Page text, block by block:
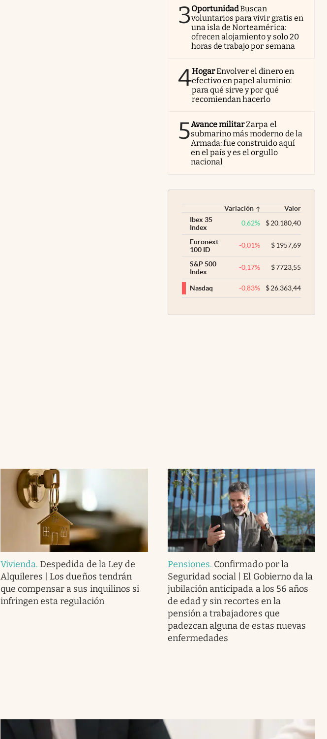
3OportunidadBuscan
voluntarios para vivir gratis en
una isla de Norteamérica:
ofrecen alojamiento y solo 20
horas de trabajo por semana
4HogarEnvolver el dinero en
efectivo en papel aluminio:
para qué sirve y por qué
recomiendan hacerlo
5Avance militarZarpa el
submarino más moderno de la
Armada: fue construido aquí
en el país y es el orgullo
nacional
Variación
Valor
Ibex 35
Index
0,62% $20.180,40
Euronext
100 ID
-0,01% $1957,69
S&P 500
Index
-0,17% $7723,55
Nasdaq -0,83% $26.363,44
Vivienda. Despedida de la Ley de
Alquileres | Los dueños tendrán
que compensar a sus inquilinos si
infringen esta regulación
Pensiones. Confirmado por la
Seguridad social | El Gobierno da la
jubilación anticipada a los 56 años
de edad y sin recortes en la
pensión a trabajadores que
padezcan alguna de estas nuevas
enfermedades